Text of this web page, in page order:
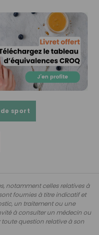
sport
notamment celles relatives à
fournies à titre indicatif et
un traitement ou une
à consulter un médecin ou
question relative à son